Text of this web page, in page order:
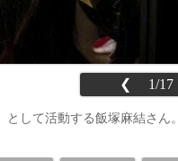
❮ 1/17
して活動する飯塚麻結さん